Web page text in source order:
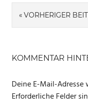
VORHERIGER
KOMMENTAR
Deine E-Mail-
Erforderliche Felder